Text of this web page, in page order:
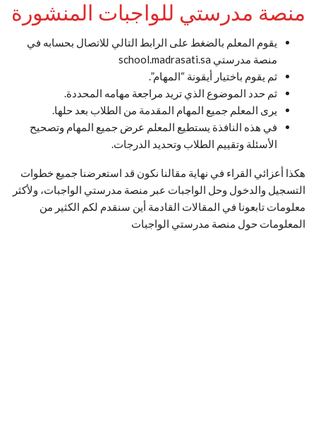
منصة مدرستي للواجبات المنشورة
يقوم المعلم بالضغط على الرابط التالي للاتصال بحسابه في
منصة مدرستي school.madrasati.sa
ثم يقوم باختيار أيقونة “المهام”.
ثم حدد الموضوع الذي تريد مراجعة مهامه المحددة.
يرى المعلم جميع المهام المقدمة من الطلاب بعد حلها.
في هذه النافذة يستطيع المعلم عرض جميع المهام وتصحيح
الأسئلة وتقييم الطلاب وتحديد الدرجات.
هكذا أعزائي القراء في نهاية مقالنا نكون قد استعرضنا جميع خطوات
التسجيل والدخول وحل الواجبات عبر منصة مدرستي الواجبات، ولأكثر
معلومات تابعونا في المقالات القادمة أين سنقدم لكم الكثير من
المعلومات حول منصة مدرستي الواجبات